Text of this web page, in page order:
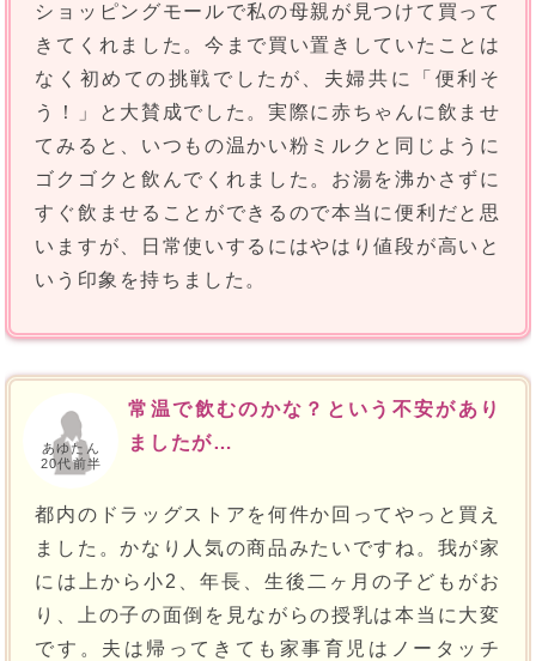
ショッピングモールで私の母親が見つけて買って
きてくれました。今まで買い置きしていたことは
なく初めての挑戦でしたが、夫婦共に「便利そ
う！」と大賛成でした。実際に赤ちゃんに飲ませ
てみると、いつもの温かい粉ミルクと同じように
ゴクゴクと飲んでくれました。お湯を沸かさずに
すぐ飲ませることができるので本当に便利だと思
いますが、日常使いするにはやはり値段が高いと
いう印象を持ちました。
あゆたん
20代前半
常温で飲むのかな？という不安があり
ましたが…
都内のドラッグストアを何件か回ってやっと買え
ました。かなり人気の商品みたいですね。我が家
には上から小2、年長、生後二ヶ月の子どもがお
り、上の子の面倒を見ながらの授乳は本当に大変
です。夫は帰ってきても家事育児はノータッチ